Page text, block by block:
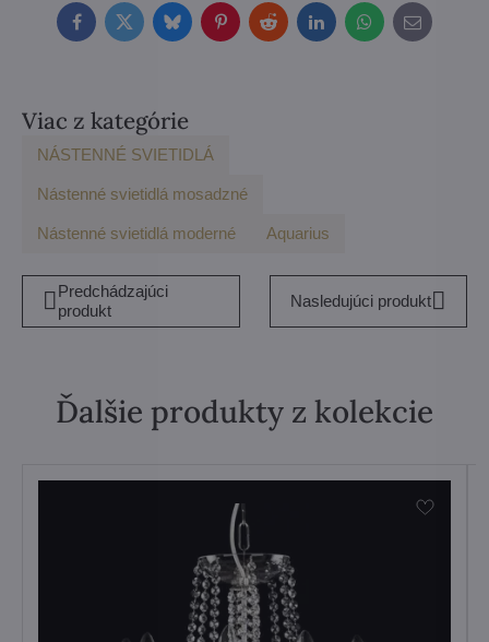
FacebookTwitterBlueskyPinterestRedditLinkedInWhatsApp
E-
mail
Viac z kategórie
NÁSTENNÉ SVIETIDLÁ
Nástenné svietidlá mosadzné
Nástenné svietidlá moderné Aquarius
Predchádzajúci
produkt
Nasledujúci produkt
Ďalšie produkty z kolekcie